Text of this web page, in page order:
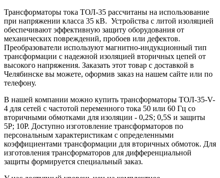
Трансформаторы тока ТОЛ-35 рассчитаны на использование
при напряжении класса 35 кВ. Устройства с литой изоляцией
обеспечивают эффективную защиту оборудования от
механических повреждений, пробоев или дефектов.
Преобразователи используют магнитно-индукционный тип
трансформации с надежной изоляцией вторичных цепей от
высокого напряжения. Заказать этот товар с доставкой в
Челябинске вы можете, оформив заказ на нашем сайте или по
телефону.
В нашей компании можно купить трансформаторы ТОЛ-35-V-
4 для сетей с частотой переменного тока 50 или 60 Гц со
вторичными обмотками для изоляции - 0,2S; 0,5S и защиты
5P; 10P. Доступно изготовление трансформаторов по
персональным характеристикам с определенными
коэффициентами трансформации для вторичных обмоток. Для
изготовления трансформаторов для дифференциальной
защиты формируется специальный заказ.